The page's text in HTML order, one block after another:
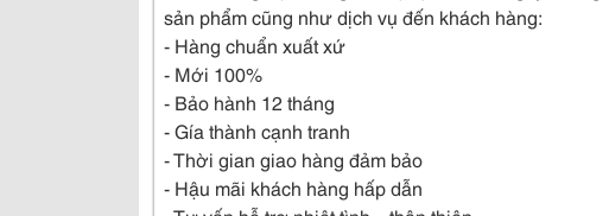
sản phẩm cũng như dịch vụ đến khách hàng:
- Hàng chuẩn xuất xứ
- Mới 100%
- Bảo hành 12 tháng
- Gía thành cạnh tranh
- Thời gian giao hàng đảm bảo
- Hậu mãi khách hàng hấp dẫn